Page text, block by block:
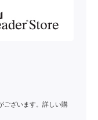
ございます。詳しい購